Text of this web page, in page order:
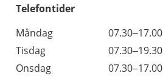
Telefontider
Måndag
07.30–17.00
Tisdag
07.30–19.30
Onsdag
07.30–17.00